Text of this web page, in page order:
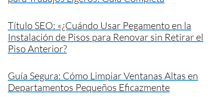
Título SEO: «¿Cuándo Usar Pegamento en la
Instalación de Pisos para Renovar sin Retirar el
Piso Anterior?
Guía Segura: Cómo Limpiar Ventanas Altas en
Departamentos Pequeños Eficazmente